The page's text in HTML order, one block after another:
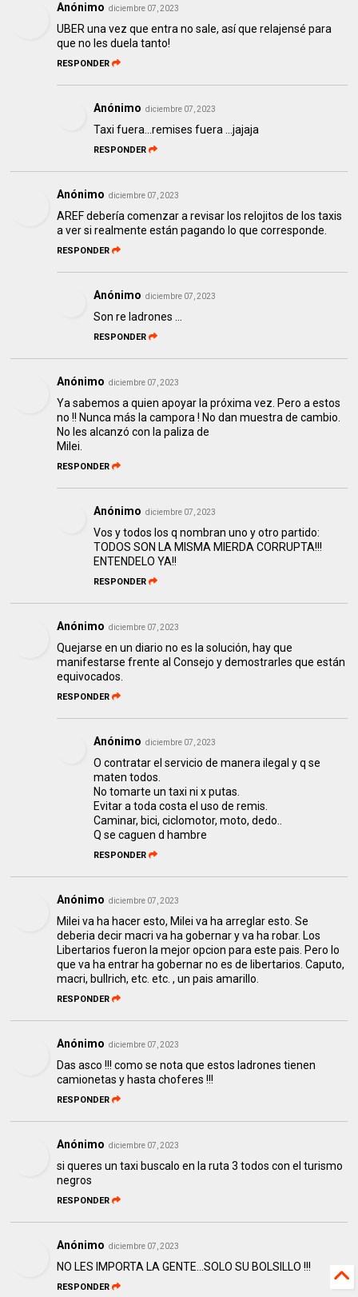
Anónimo diciembre 07, 2023
UBER una vez que entra no sale, así que relajensé para
que no les duela tanto!
RESPONDER
Anónimo diciembre 07, 2023
Taxi fuera...remises fuera ...jajaja
RESPONDER
Anónimo diciembre 07, 2023
AREF debería comenzar a revisar los relojitos de los taxis
a ver si realmente están pagando lo que corresponde.
RESPONDER
Anónimo diciembre 07, 2023
Son re ladrones ...
RESPONDER
Anónimo diciembre 07, 2023
Ya sabemos a quien apoyar la próxima vez. Pero a estos
no !! Nunca más la campora ! No dan muestra de cambio.
No les alcanzó con la paliza de
Milei.
RESPONDER
Anónimo diciembre 07, 2023
Vos y todos los q nombran uno y otro partido:
TODOS SON LA MISMA MIERDA CORRUPTA!!!
ENTENDELO YA!!
RESPONDER
Anónimo diciembre 07, 2023
Quejarse en un diario no es la solución, hay que
manifestarse frente al Consejo y demostrarles que están
equivocados.
RESPONDER
Anónimo diciembre 07, 2023
O contratar el servicio de manera ilegal y q se
maten todos.
No tomarte un taxi ni x putas.
Evitar a toda costa el uso de remis.
Caminar, bici, ciclomotor, moto, dedo..
Q se caguen d hambre
RESPONDER
Anónimo diciembre 07, 2023
Milei va ha hacer esto, Milei va ha arreglar esto. Se
deberia decir macri va ha gobernar y va ha robar. Los
Libertarios fueron la mejor opcion para este pais. Pero lo
que va ha entrar ha gobernar no es de libertarios. Caputo,
macri, bullrich, etc. etc. , un pais amarillo.
RESPONDER
Anónimo diciembre 07, 2023
Das asco !!! como se nota que estos ladrones tienen
camionetas y hasta choferes !!!
RESPONDER
Anónimo diciembre 07, 2023
si queres un taxi buscalo en la ruta 3 todos con el turismo
negros
RESPONDER
Anónimo diciembre 07, 2023
NO LES IMPORTA LA GENTE...SOLO SU BOLSILLO !!!
RESPONDER